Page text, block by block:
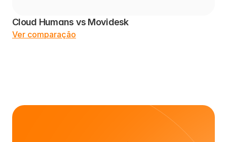
Cloud Humans vs Movidesk
Ver comparação